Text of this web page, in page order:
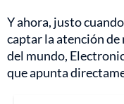
Y ahora, justo
captar la atención
del mundo,
que apunta